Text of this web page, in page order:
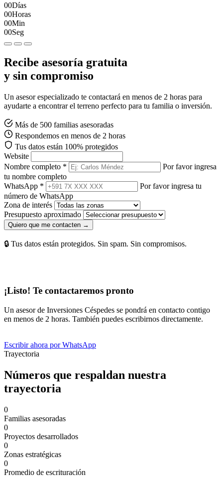
00Días
00Horas
00Min
00Seg
Recibe asesoría gratuita
y sin compromiso
Un asesor especializado te contactará en menos de 2 horas para
ayudarte a encontrar el terreno perfecto para tu familia o inversión.
Más de 500 familias asesoradas
Respondemos en menos de 2 horas
Tus datos están 100% protegidos
Website
Nombre completo *
Por favor ingresa
tu nombre completo
WhatsApp *
Por favor ingresa tu
número de WhatsApp
Zona de interés
Presupuesto aproximado
Quiero que me contacten →
🔒 Tus datos están protegidos. Sin spam. Sin compromisos.
¡Listo! Te contactaremos pronto
Un asesor de Inversiones Céspedes se pondrá en contacto contigo
en menos de 2 horas. También puedes escribirnos directamente.
Escribir ahora por WhatsApp
Trayectoria
Números que respaldan nuestra
trayectoria
0
Familias asesoradas
0
Proyectos desarrollados
0
Zonas estratégicas
0
Promedio de escrituración